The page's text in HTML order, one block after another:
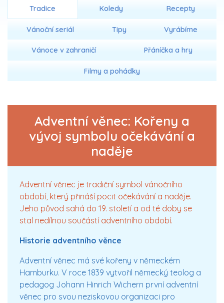
Tradice Koledy Recepty
Vánoční seriál Tipy Vyrábíme
Vánoce v zahraničí Přáníčka a hry
Filmy a pohádky
Adventní věnec: Kořeny a
vývoj symbolu očekávání a
naděje
Adventní věnec je tradiční symbol vánočního
období, který přináší pocit očekávání a naděje.
Jeho původ sahá do 19. století a od té doby se
stal nedílnou součástí adventního období.
Historie adventního věnce
Adventní věnec má své kořeny v německém
Hamburku. V roce 1839 vytvořil německý teolog a
pedagog Johann Hinrich Wichern první adventní
věnec pro svou neziskovou organizaci pro